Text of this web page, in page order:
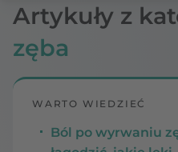
Artykuły z
zęba
WARTO WIEDZIEĆ
Ból po wyrwaniu